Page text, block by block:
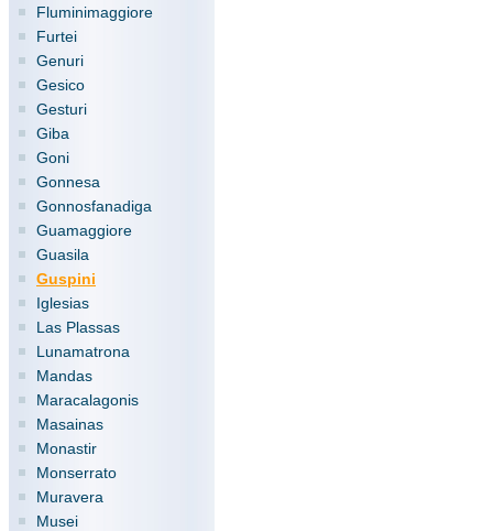
Fluminimaggiore
Furtei
Genuri
Gesico
Gesturi
Giba
Goni
Gonnesa
Gonnosfanadiga
Guamaggiore
Guasila
Guspini
Iglesias
Las Plassas
Lunamatrona
Mandas
Maracalagonis
Masainas
Monastir
Monserrato
Muravera
Musei